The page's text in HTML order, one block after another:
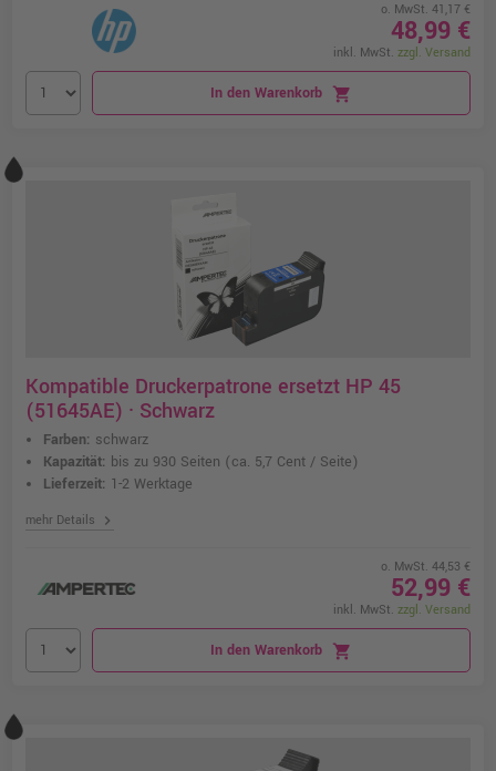
o. MwSt. 41,17 €
48,99 €
inkl. MwSt. zzgl. Versand
In den Warenkorb shopping_cart
Kompatible Druckerpatrone ersetzt HP 45
(51645AE) · Schwarz
Farben: schwarz
Kapazität: bis zu 930 Seiten (ca. 5,7 Cent / Seite)
Lieferzeit: 1-2 Werktage
mehr Details chevron_right
o. MwSt. 44,53 €
52,99 €
inkl. MwSt. zzgl. Versand
In den Warenkorb shopping_cart